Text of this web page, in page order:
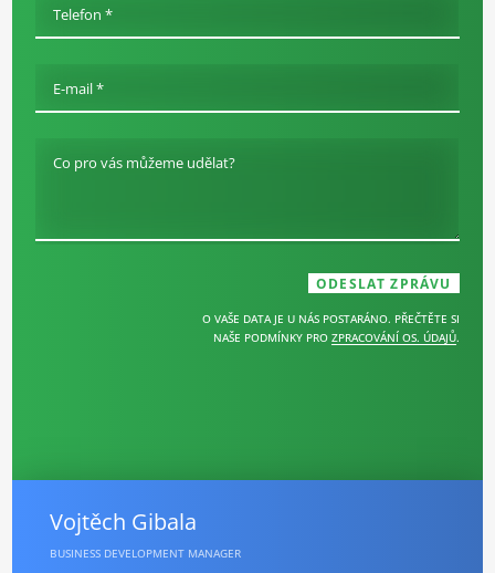
Telefon *
E-mail *
Co pro vás můžeme udělat?
O VAŠE DATA JE U NÁS POSTARÁNO. PŘEČTĚTE SI
NAŠE PODMÍNKY PRO ZPRACOVÁNÍ OS. ÚDAJŮ.
Vojtěch Gibala
BUSINESS DEVELOPMENT MANAGER